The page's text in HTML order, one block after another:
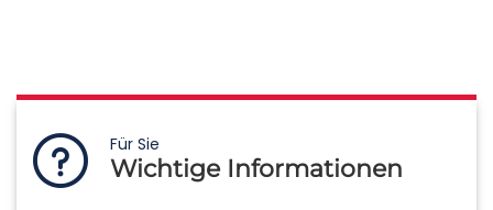
Für Sie
Wichtige Informationen